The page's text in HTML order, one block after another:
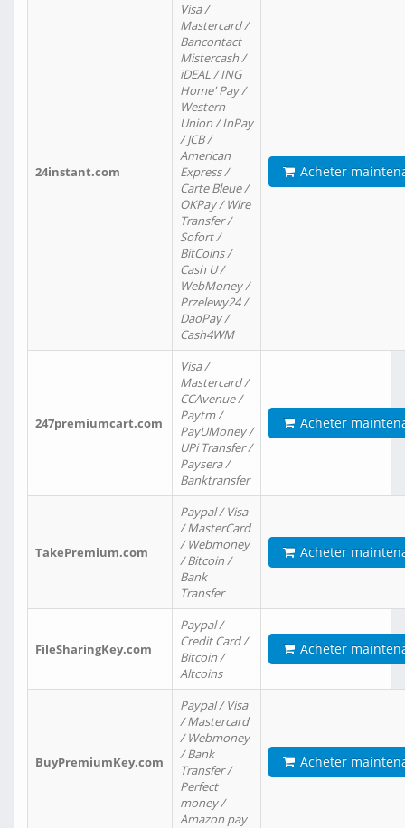
24instant.com
Visa /
Mastercard /
Bancontact
Mistercash /
iDEAL / ING
Home' Pay /
Western
Union / InPay
/ JCB /
American
Express /
Carte Bleue /
OKPay / Wire
Transfer /
Sofort /
BitCoins /
Cash U /
WebMoney /
Przelewy24 /
DaoPay /
Cash4WM
Acheter
247premiumcart.com
Visa /
Mastercard /
CCAvenue /
Paytm /
PayUMoney /
UPi Transfer /
Paysera /
Banktransfer
Acheter
TakePremium.com
Paypal / Visa
/ MasterCard
/ Webmoney
/ Bitcoin /
Bank
Transfer
Acheter
FileSharingKey.com
Paypal /
Credit Card /
Bitcoin /
Altcoins
Acheter
BuyPremiumKey.com
Paypal / Visa
/ Mastercard
/ Webmoney
/ Bank
Transfer /
Perfect
money /
Amazon pay
Acheter